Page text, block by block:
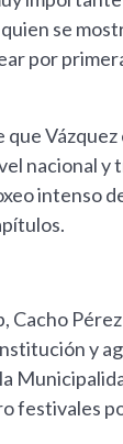
se
por
Vázquez
nacional y
intenso
Cacho
y
festivales